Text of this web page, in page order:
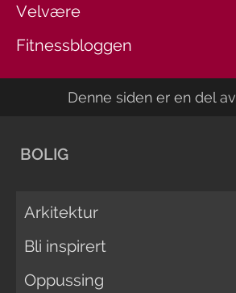
Velvære
Fitnessbloggen
Denne siden er en del av
BOLIG
Arkitektur
Bli inspirert
Oppussing